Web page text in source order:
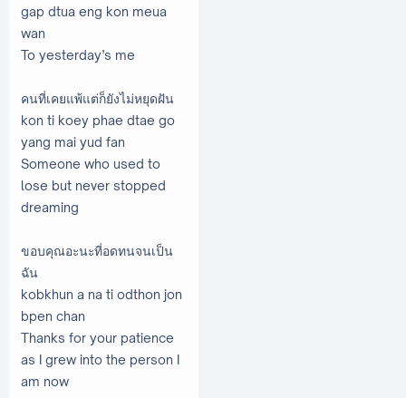
gap dtua eng kon meua
wan
To yesterday’s me
คนที่เคยแพ้แต่ก็ยังไม่หยุดฝัน
kon ti koey phae dtae go
yang mai yud fan
Someone who used to
lose but never stopped
dreaming
ขอบคุณอะนะที่อดทนจนเป็น
ฉัน
kobkhun a na ti odthon jon
bpen chan
Thanks for your patience
as I grew into the person I
am now